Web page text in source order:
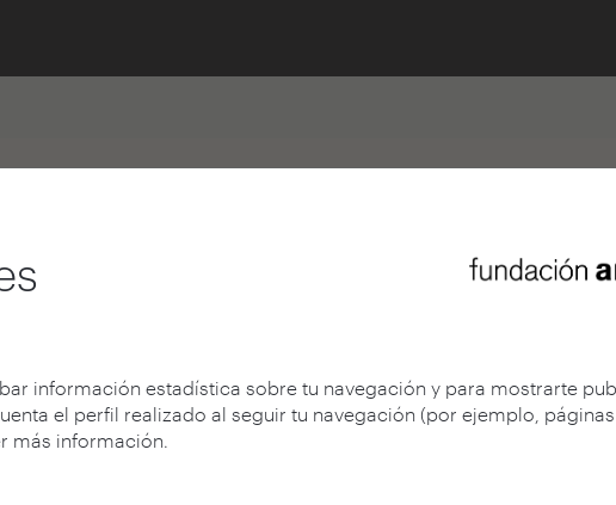
información estadística sobre tu navegación y para mostrarte
el perfil realizado al seguir tu navegación (por ejemplo, páginas
más información.